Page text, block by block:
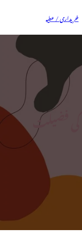
خریداری / عطیہ
فضیلت